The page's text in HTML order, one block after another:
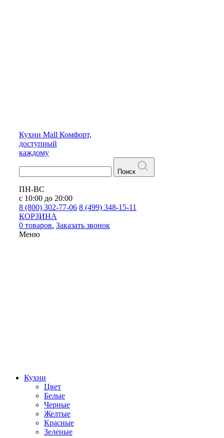
Кухни Mall Комфорт,
доступный
каждому
Поиск
ПН-ВС
с 10:00 до 20:00
8 (800) 302-77-06 8 (499) 348-15-11
КОРЗИНА
0 товаров. Заказать звонок
Меню
Кухни
Цвет
Белые
Черные
Желтые
Красные
Зеленые